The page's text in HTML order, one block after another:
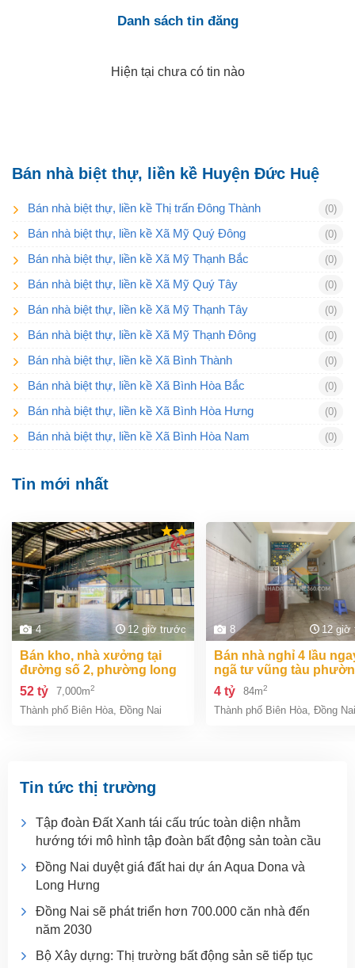
Danh sách tin đăng
Hiện tại chưa có tin nào
Bán nhà biệt thự, liền kề Huyện Đức Huệ
Bán nhà biệt thự, liền kề Thị trấn Đông Thành (0)
Bán nhà biệt thự, liền kề Xã Mỹ Quý Đông (0)
Bán nhà biệt thự, liền kề Xã Mỹ Thạnh Bắc (0)
Bán nhà biệt thự, liền kề Xã Mỹ Quý Tây (0)
Bán nhà biệt thự, liền kề Xã Mỹ Thạnh Tây (0)
Bán nhà biệt thự, liền kề Xã Mỹ Thạnh Đông (0)
Bán nhà biệt thự, liền kề Xã Bình Thành (0)
Bán nhà biệt thự, liền kề Xã Bình Hòa Bắc (0)
Bán nhà biệt thự, liền kề Xã Bình Hòa Hưng (0)
Bán nhà biệt thự, liền kề Xã Bình Hòa Nam (0)
Tin mới nhất
4 12 giờ trước
bán kho, nhà xưởng tại
đường số 2, phường long
bình, thành phố biên hòa,
đồng nai giá 52 tỷ
52 tỷ 7,000m2
Thành phố Biên Hòa, Đồng Nai
8 12 giờ
bán nhà nghỉ 4 lầu ngay
ngã tư vũng tàu
an bình biên hòa đồng
giá chỉ 4 tỷ
4 tỷ 84m2
Thành phố Biên Hòa, Đồng Nai
Tin tức thị trường
Tập đoàn Đất Xanh tái cấu trúc toàn diện nhằm
hướng tới mô hình tập đoàn bất động sản toàn cầu
Đồng Nai duyệt giá đất hai dự án Aqua Dona và
Long Hưng
Đồng Nai sẽ phát triển hơn 700.000 căn nhà đến
năm 2030
Bộ Xây dựng: Thị trường bất động sản sẽ tiếp tục